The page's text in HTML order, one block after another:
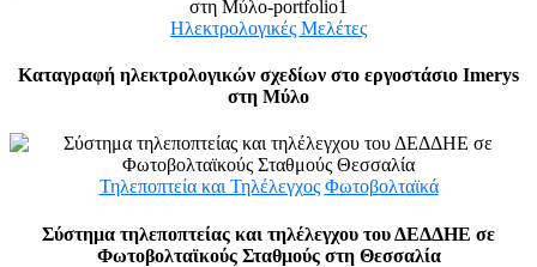
Ηλεκτρολογικές Μελέτες
Καταγραφή ηλεκτρολογικών σχεδίων στο εργοστάσιο Imerys
στη Μύλο
Τηλεποπτεία και Τηλέλεγχος Φωτοβολταϊκά
Σύστημα τηλεποπτείας και τηλέλεγχου του ΔΕΔΔΗΕ σε
Φωτοβολταϊκούς Σταθμούς στη Θεσσαλία